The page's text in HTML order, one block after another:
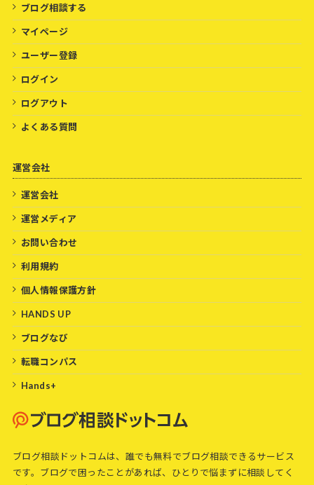
ブログ相談する
マイページ
ユーザー登録
ログイン
ログアウト
よくある質問
運営会社
運営会社
運営メディア
お問い合わせ
利用規約
個人情報保護方針
HANDS UP
ブログなび
転職コンパス
Hands+
ブログ相談ドットコムは、誰でも無料でブログ相談できるサービス
です。ブログで困ったことがあれば、ひとりで悩まずに相談してく